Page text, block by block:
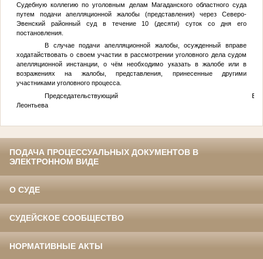
Судебную коллегию по уголовным делам Магаданского областного суда
путем подачи апелляционной жалобы (представления) через Северо-
Эвенский районный суд в течение 10 (десяти) суток со дня его
постановления.
В случае подачи апелляционной жалобы, осужденный вправе
ходатайствовать о своем участии в рассмотрении уголовного дела судом
апелляционной инстанции, о чём необходимо указать в жалобе или в
возражениях на жалобы, представления, принесенные другими
участниками уголовного процесса.
Председательствующий Е.А.
Леонтьева
ПОДАЧА ПРОЦЕССУАЛЬНЫХ ДОКУМЕНТОВ В
ЭЛЕКТРОННОМ ВИДЕ
О СУДЕ
СУДЕЙСКОЕ СООБЩЕСТВО
НОРМАТИВНЫЕ АКТЫ